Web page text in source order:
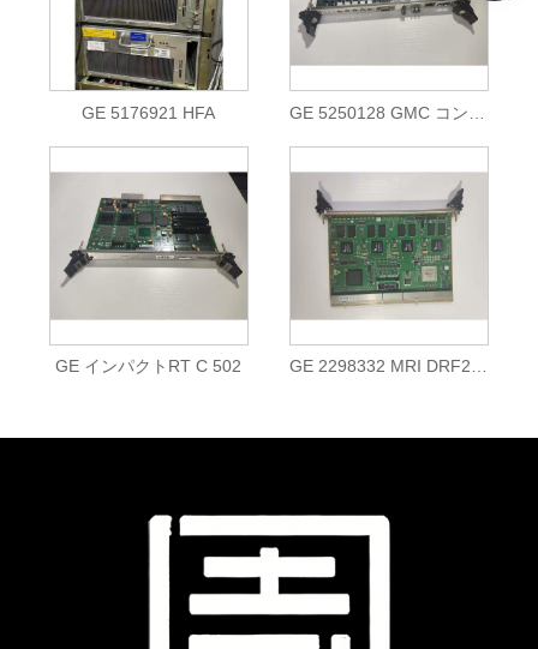
GE 5176921 HFA
GE インパクトRT C 502 GE 2298332 MRI DRF2 ボード